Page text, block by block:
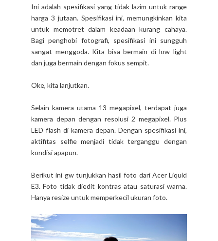
Ini adalah spesifikasi yang tidak lazim untuk range
harga 3 jutaan. Spesifikasi ini, memungkinkan kita
untuk memotret dalam keadaan kurang cahaya.
Bagi penghobi fotografi, spesifikasi ini sungguh
sangat menggoda. Kita bisa bermain di low light
dan juga bermain dengan fokus sempit.
Oke, kita lanjutkan.
Selain kamera utama 13 megapixel, terdapat juga
kamera depan dengan resolusi 2 megapixel. Plus
LED flash di kamera depan. Dengan spesifikasi ini,
aktifitas selfie menjadi tidak terganggu dengan
kondisi apapun.
Berikut ini gw tunjukkan hasil foto dari Acer Liquid
E3. Foto tidak diedit kontras atau saturasi warna.
Hanya resize untuk memperkecil ukuran foto.